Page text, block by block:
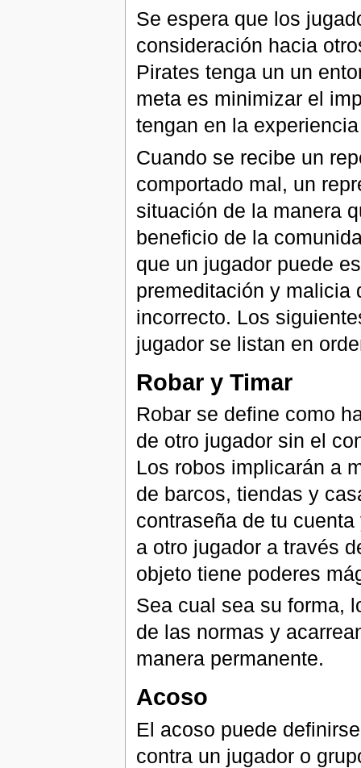
Se espera que los
consideración hacia
Pirates tenga un un
meta es minimizar el
tengan en la
Cuando se recibe un
comportado mal, un
situación de la manera
beneficio de la
que un jugador puede
premeditación y malicia
incorrecto. Los
jugador se listan en
Robar y Timar
Robar se define como
de otro jugador sin el
Los robos implicarán a
de barcos, tiendas y
contraseña de tu
a otro jugador a través
objeto tiene poderes
Sea cual sea su forma,
de las normas y
manera permanente.
Acoso
El acoso puede
contra un jugador o